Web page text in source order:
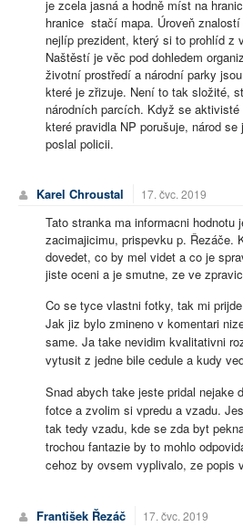
je zcela jasná a hodně míst na
hranice stačí mapa. Úroveň
nejlíp prezident, který si to prohlíd z
Naštěstí je věc pod dohledem
životní prostředí a národní parky
které je zřizuje. Není to tak složité,
národních parcích. Když se
které pravidla NP porušuje, národ
poslal policii.
Karel Chroustal 17. čvc. 2019
Tato stranka ma informacni hodnotu
zacimajicimu, prispevku p. Řezáče.
dovedet, co by mel videt a co je
jiste oceni a je smutne, ze ve
Co se tyce vlastni fotky, tak mi
Jak jiz bylo zmineno v komentari
same. Ja take nevidim kvalitativni
vytusit z jedne bile cedule a kudy
Snad abych take jeste pridal nejake
fotce a zvolim si vpredu a vzadu.
tak tedy vzadu, kde se zda byt
trochou fantazie by to mohlo
cehoz by ovsem vyplivalo, ze popis
František Řezáč 17. čvc. 2019